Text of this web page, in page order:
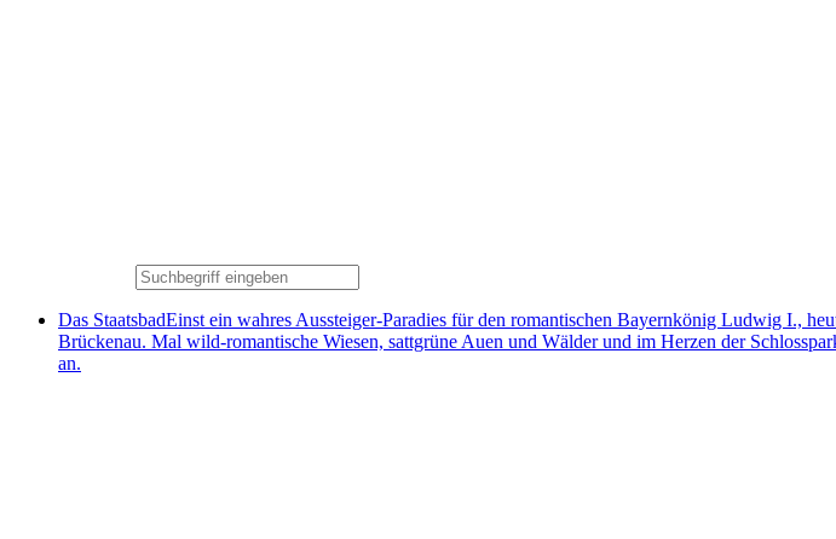
Das StaatsbadEinst ein wahres Aussteiger-Paradies für den romantischen Bayernkönig Ludwig I.,
Brückenau. Mal wild-romantische Wiesen, sattgrüne Auen und Wälder und im Herzen der
an.